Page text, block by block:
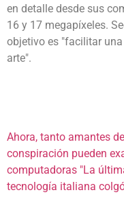
en detalle desde sus
16 y 17 megapíxeles.
objetivo es "facilitar
arte".
Ahora, tanto amantes
conspiración pueden
computadoras "La
tecnología italiana